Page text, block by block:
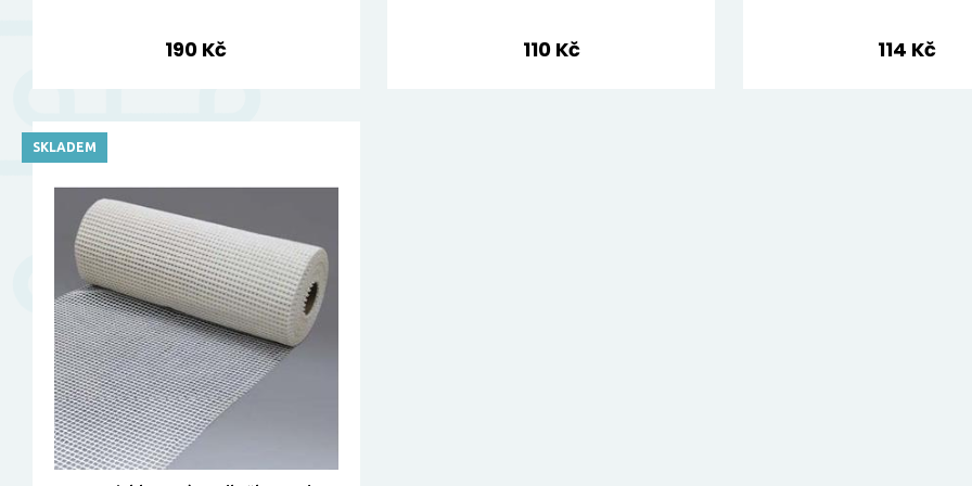
190 Kč 110 Kč 114 Kč
SKLADEM